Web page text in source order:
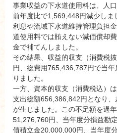
事業収益の下水道使用料は、人
前年度比で1,569,448円減少しま
利息や流域下水道維持管理負担
道使用料では賄えない減価償却
金で補てんしました。
その結果、収益的収支（消費税
円、総費用765,436,787円で当
りました。
一方、資本的収支（消費税込）
支出総額656,386,842円となり
が生じました。この不足額を過
51,276,760円、当年度分損益勘
債積立金20,000,000円、当年度